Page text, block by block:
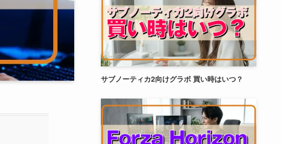
サブノーティカ2向けグラボ 買い時はいつ？